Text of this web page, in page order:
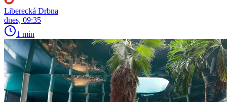
Liberecká Drbna
dnes, 09:35
1 min